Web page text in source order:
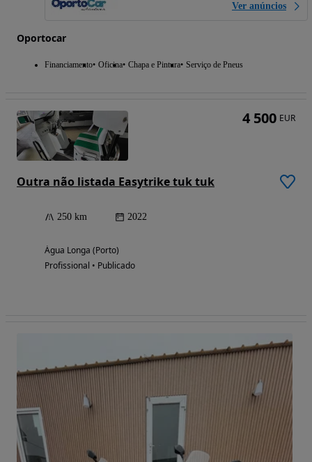
Ver anúncios
Oportocar
Financiamento Oficina Chapa e Pintura Serviço de Pneus
Outra não listada Easytrike tuk tuk
250 km 2022
Água Longa (Porto)
Profissional • Publicado
4 500 EUR